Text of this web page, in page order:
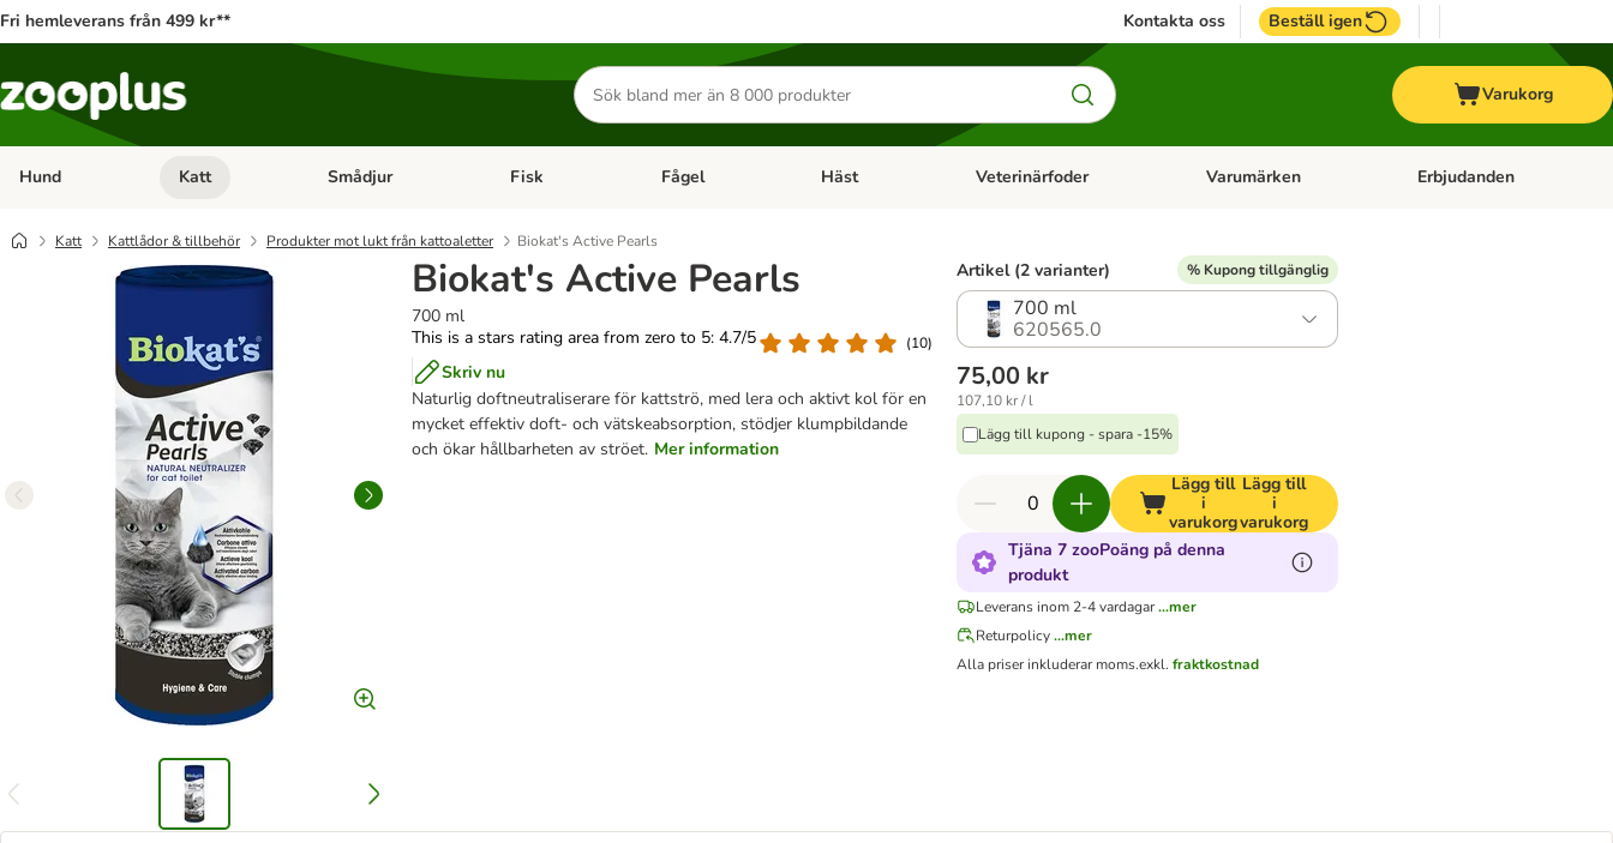
Fri hemleverans från 499 kr** Kontakta oss Beställ igen
Sök
efter
produkter
Varukorg
Hund Open category menu: Hund
Katt Open category menu: Katt
Smådjur Open category menu: Smådjur
Fisk Open category menu: Fisk
Fågel Open category menu: Fågel
Häst Open category menu: Häst
Veterinärfoder Open category menu: Veterinärfoder
Varumärken Open category menu:
Erbjudanden
Katt Kattlådor & tillbehör Produkter mot lukt från kattoaletter Biokat's Active Pearls
Biokat's Active Pearls
700 ml
This is a stars rating area from zero to 5: 4.7/5
(10)
Skriv nu
Naturlig doftneutraliserare för kattströ, med lera och aktivt kol för en
mycket effektiv doft- och vätskeabsorption, stödjer klumpbildande
och ökar hållbarheten av ströet. Mer information
Artikel (2 varianter) % Kupong tillgänglig
700 ml
620565.0
75,00 kr
107,10 kr / l
Lägg till kupong - spara -15%
Lägg till
i
varukorg
Lägg till
i
varukorg
Tjäna 7 zooPoäng på denna
produkt
Leverans inom 2-4 vardagar...mer
Returpolicy...mer
Alla priser inkluderar moms.exkl.fraktkostnad